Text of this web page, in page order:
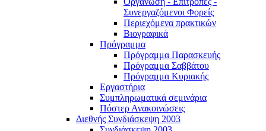
Συνεργαζόμενοι Φορείς
Περιεχόμενα πρακτικών
Βιογραφικά
Πρόγραμμα
Πρόγραμμα Παρασκευής
Πρόγραμμα Σαββάτου
Πρόγραμμα Κυριακής
Εργαστήρια
Συμπληρωματικά σεμινάρια
Πόστερ Ανακοινώσεις
Διεθνής Συνδιάσκεψη 2003